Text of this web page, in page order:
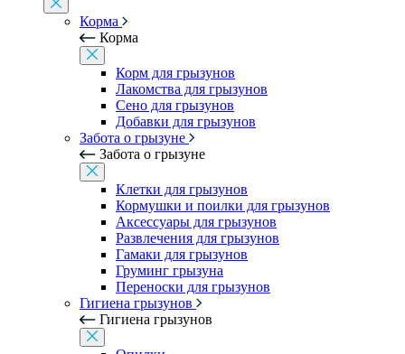
Корма
Корма
Корм для грызунов
Лакомства для грызунов
Сено для грызунов
Добавки для грызунов
Забота о грызуне
Забота о грызуне
Клетки для грызунов
Кормушки и поилки для грызунов
Аксессуары для грызунов
Развлечения для грызунов
Гамаки для грызунов
Груминг грызуна
Переноски для грызунов
Гигиена грызунов
Гигиена грызунов